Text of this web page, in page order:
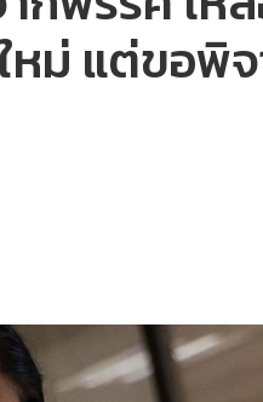
หม่ แต่ขอ